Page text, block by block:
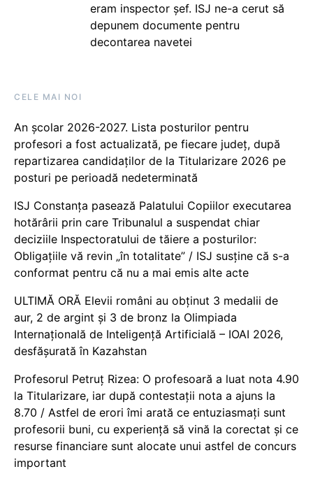
eram inspector șef. ISJ ne-a cerut să
depunem documente pentru
decontarea navetei
CELE MAI NOI
An școlar 2026-2027. Lista posturilor pentru
profesori a fost actualizată, pe fiecare județ, după
repartizarea candidaților de la Titularizare 2026 pe
posturi pe perioadă nedeterminată
ISJ Constanța pasează Palatului Copiilor executarea
hotărârii prin care Tribunalul a suspendat chiar
deciziile Inspectoratului de tăiere a posturilor:
Obligațiile vă revin „în totalitate” / ISJ susține că s-a
conformat pentru că nu a mai emis alte acte
ULTIMĂ ORĂ Elevii români au obținut 3 medalii de
aur, 2 de argint și 3 de bronz la Olimpiada
Internațională de Inteligență Artificială – IOAI 2026,
desfășurată în Kazahstan
Profesorul Petruț Rizea: O profesoară a luat nota 4.90
la Titularizare, iar după contestații nota a ajuns la
8.70 / Astfel de erori îmi arată ce entuziasmați sunt
profesorii buni, cu experiență să vină la corectat și ce
resurse financiare sunt alocate unui astfel de concurs
important